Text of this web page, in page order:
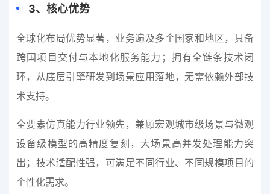
3、 核心优势
全球化布局优势显著，业务遍及多个国家和地区，具备
跨国项目交付与本地化服务能力；拥有全链条技术闭
环，从底层引擎研发到场景应用落地，无需依赖外部技
术支持。
全要素仿真能力行业领先，兼顾宏观城市级场景与微观
设备级模型的高精度复刻，大场景高并发处理能力突
出；技术适配性强，可满足不同行业、不同规模项目的
个性化需求。